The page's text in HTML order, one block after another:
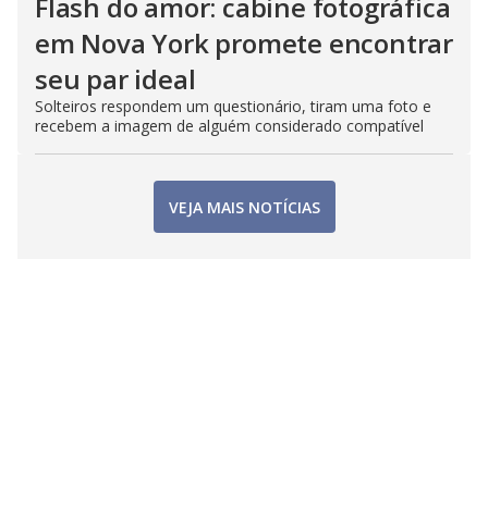
em Nova York promete encontrar
seu par ideal
Solteiros respondem um questionário, tiram uma foto e
recebem a imagem de alguém considerado compatível
VEJA MAIS NOTÍCIAS